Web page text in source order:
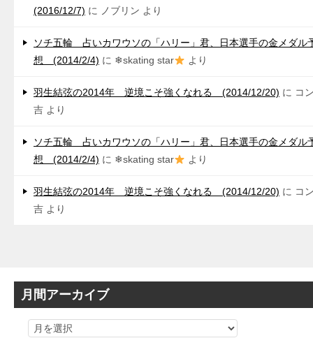
(2016/12/7) に ノブリン より
ソチ五輪 占いカワウソの「ハリー」君、日本選手の金メダル
想 (2014/2/4) に ❄skating star より
羽生結弦の2014年 逆境こそ強くなれる (2014/12/20) に コ
吉 より
ソチ五輪 占いカワウソの「ハリー」君、日本選手の金メダル
想 (2014/2/4) に ❄skating star より
羽生結弦の2014年 逆境こそ強くなれる (2014/12/20) に コ
吉 より
月間アーカイブ